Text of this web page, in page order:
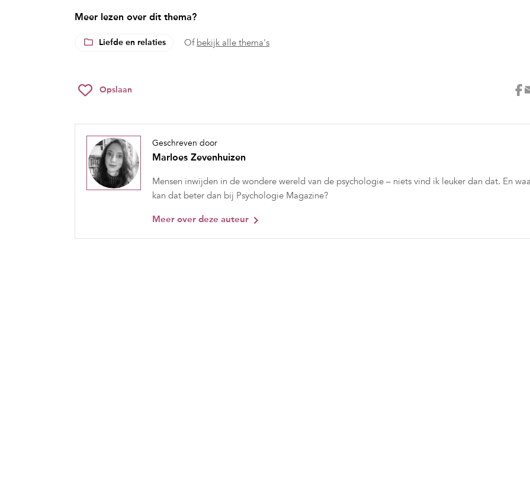
Meer lezen over dit thema?
Liefde en relaties Of bekijk alle thema's
Opslaan
Geschreven door
Marloes Zevenhuizen
Mensen inwijden in de wondere wereld van de psychologie – niets vind ik leuker dan dat. En
kan dat beter dan bij Psychologie Magazine?
Meer over deze auteur